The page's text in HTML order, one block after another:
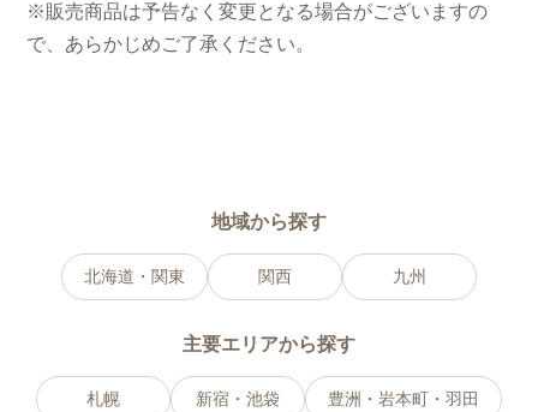
※販売商品は予告なく変更となる場合がございますの
で、あらかじめご了承ください。
地域から探す
北海道・関東 関西 九州
主要エリアから探す
札幌 新宿・池袋 豊洲・岩本町・羽田